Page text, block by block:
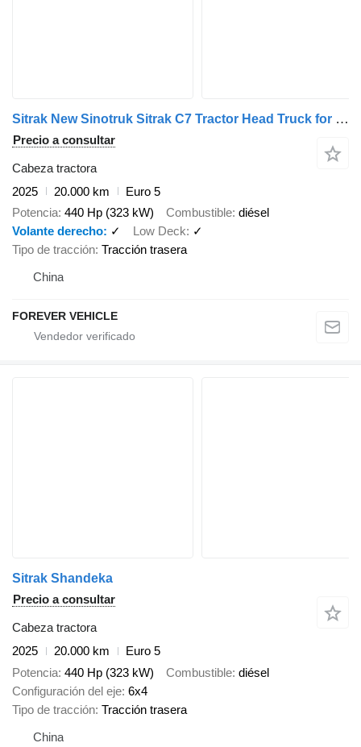
Sitrak New Sinotruk Sitrak C7 Tractor Head Truck for Engineering Site
Precio a consultar
Cabeza tractora
2025
20.000 km
Euro 5
Potencia 440 Hp (323 kW) Combustible diésel
Volante derecho
✓ Low Deck
✓
Tipo de tracción Tracción trasera
China
FOREVER VEHICLE
Sitrak Shandeka
Precio a consultar
Cabeza tractora
2025
20.000 km
Euro 5
Potencia 440 Hp (323 kW) Combustible diésel
Configuración del eje 6x4
Tipo de tracción Tracción trasera
China